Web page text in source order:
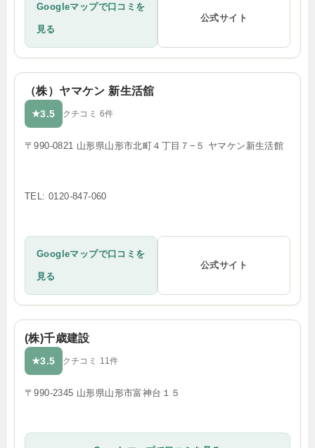
Googleマップで口コミを
見る
公式サイト
（株）ヤマケン 新生活舘
★3.5 クチコミ 6件
〒990-0821 山形県山形市北町４丁目７−５ ヤマケン新生活館
TEL: 0120-847-060
Googleマップで口コミを
見る
公式サイト
(株)千歳建設
★3.5 クチコミ 11件
〒990-2345 山形県山形市富神台１５